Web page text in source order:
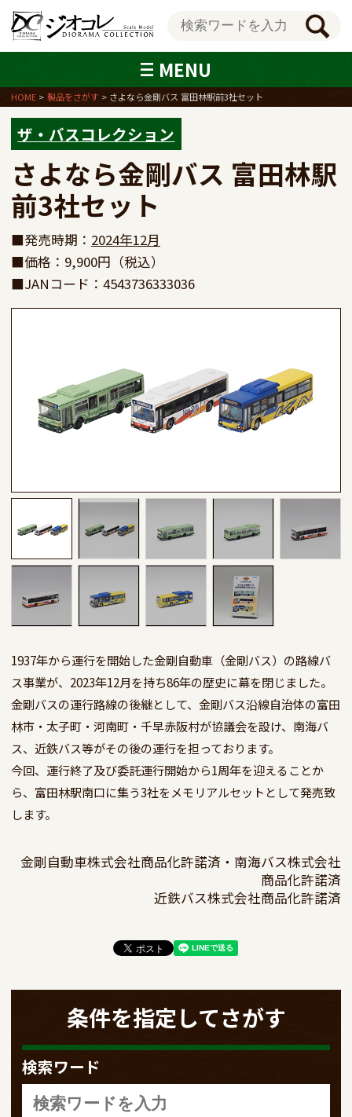
MENU
HOME 製品をさがす さよなら金剛バス 富田林駅前3社セット
ザ・バスコレクション
さよなら金剛バス 富田林駅
前3社セット
■発売時期： 2024年12月
■価格：9,900円（税込）
■JANコード：4543736333036
1937年から運行を開始した金剛自動車（金剛バス）の路線バ
ス事業が、2023年12月を持ち86年の歴史に幕を閉じました。
金剛バスの運行路線の後継として、金剛バス沿線自治体の富田
林市・太子町・河南町・千早赤阪村が協議会を設け、南海バ
ス、近鉄バス等がその後の運行を担っております。
今回、運行終了及び委託運行開始から1周年を迎えることか
ら、富田林駅南口に集う3社をメモリアルセットとして発売致
します。
金剛自動車株式会社商品化許諾済・南海バス株式会社
商品化許諾済
近鉄バス株式会社商品化許諾済
条件を指定してさがす
検索ワード